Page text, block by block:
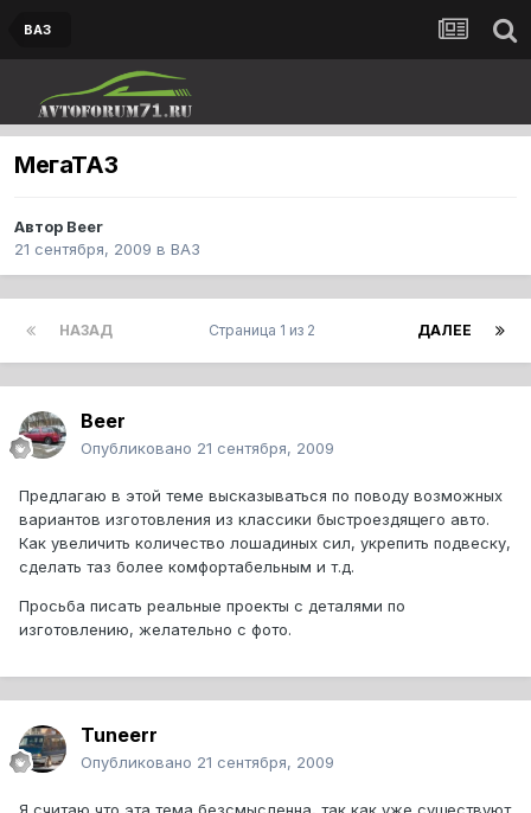
ВАЗ
МегаТАЗ
Автор Beer
21 сентября, 2009 в ВАЗ
НАЗАД ДАЛЕЕ
Страница 1 из 2
Beer
Опубликовано 21 сентября, 2009
Предлагаю в этой теме высказываться по поводу возможных
вариантов изготовления из классики быстроездящего авто.
Как увеличить количество лошадиных сил, укрепить подвеску,
сделать таз более комфортабельным и т.д.
Просьба писать реальные проекты с деталями по
изготовлению, желательно с фото.
Tuneerr
Опубликовано 21 сентября, 2009